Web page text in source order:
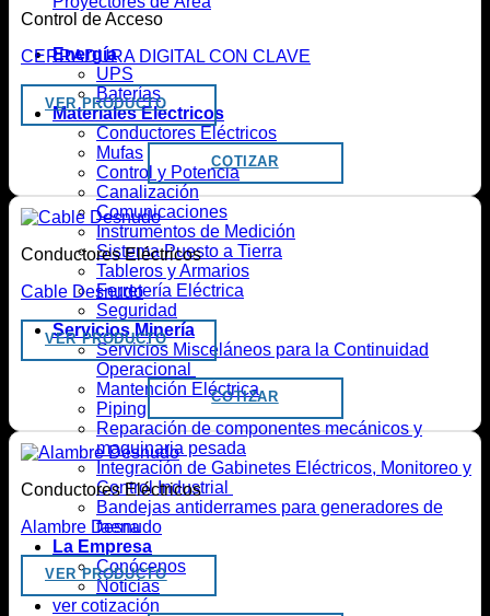
Energía
UPS
Baterías
Materiales Eléctricos
Conductores Eléctricos
Mufas
Control y Potencia
Canalización
Comunicaciones
Instrumentos de Medición
Sistema Puesto a Tierra
Tableros y Armarios
Ferretería Eléctrica
Seguridad
Servicios Minería
Servicios Misceláneos para la Continuidad
Operacional
Mantención Eléctrica
Piping
Reparación de componentes mecánicos y
maquinaria pesada
Integración de Gabinetes Eléctricos, Monitoreo y
Control Industrial
Bandejas antiderrames para generadores de
faena
La Empresa
Conócenos
Noticias
ver cotización
Control de Acceso
CERRADURA DIGITAL CON CLAVE
VER PRODUCTO
COTIZAR
Conductores Eléctricos
Cable Desnudo
VER PRODUCTO
COTIZAR
Conductores Eléctricos
Alambre Desnudo
VER PRODUCTO